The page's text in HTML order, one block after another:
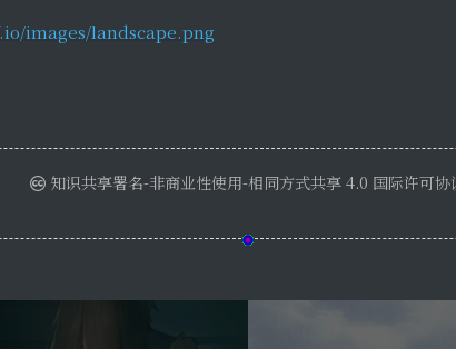
images/landscape.png
知识共享署名-非商业性使用-相同方式共享 4.0 国际许可协